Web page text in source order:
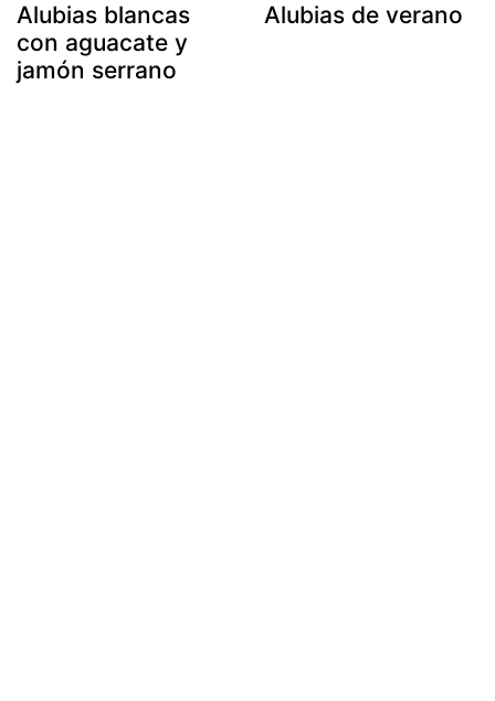
Alubias blancas
con aguacate y
jamón serrano
Alubias de verano